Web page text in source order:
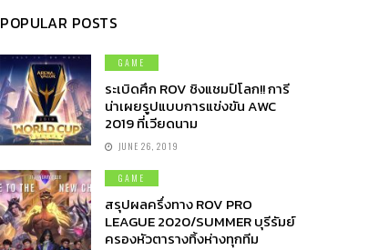
POPULAR POSTS
GAME
ระเบิดศึก ROV ชิงแชมป์โลก!! การี
น่าเผยรูปแบบการแข่งขัน AWC
2019 ที่เวียดนาม
JUNE 26, 2019
GAME
สรุปผลครึ่งทาง ROV PRO
LEAGUE 2020/SUMMER บุรีรัมย์
ครองหัวตารางทิ้งห่างทุกทีม